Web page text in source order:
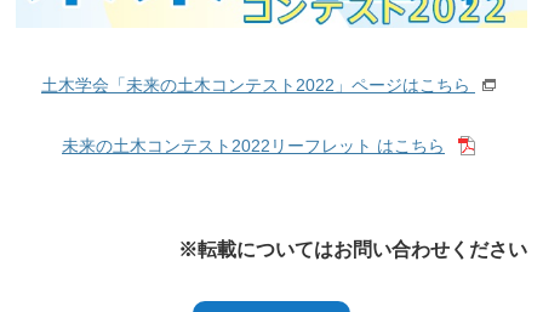
土木学会「未来の土木コンテスト2022」ページはこちら
未来の土木コンテスト2022リーフレット はこちら
※転載についてはお問い合わせください